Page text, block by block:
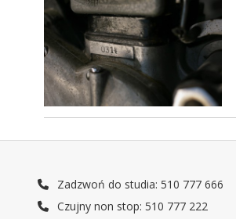
Zadzwoń do studia: 510 777 666
Czujny non stop: 510 777 222